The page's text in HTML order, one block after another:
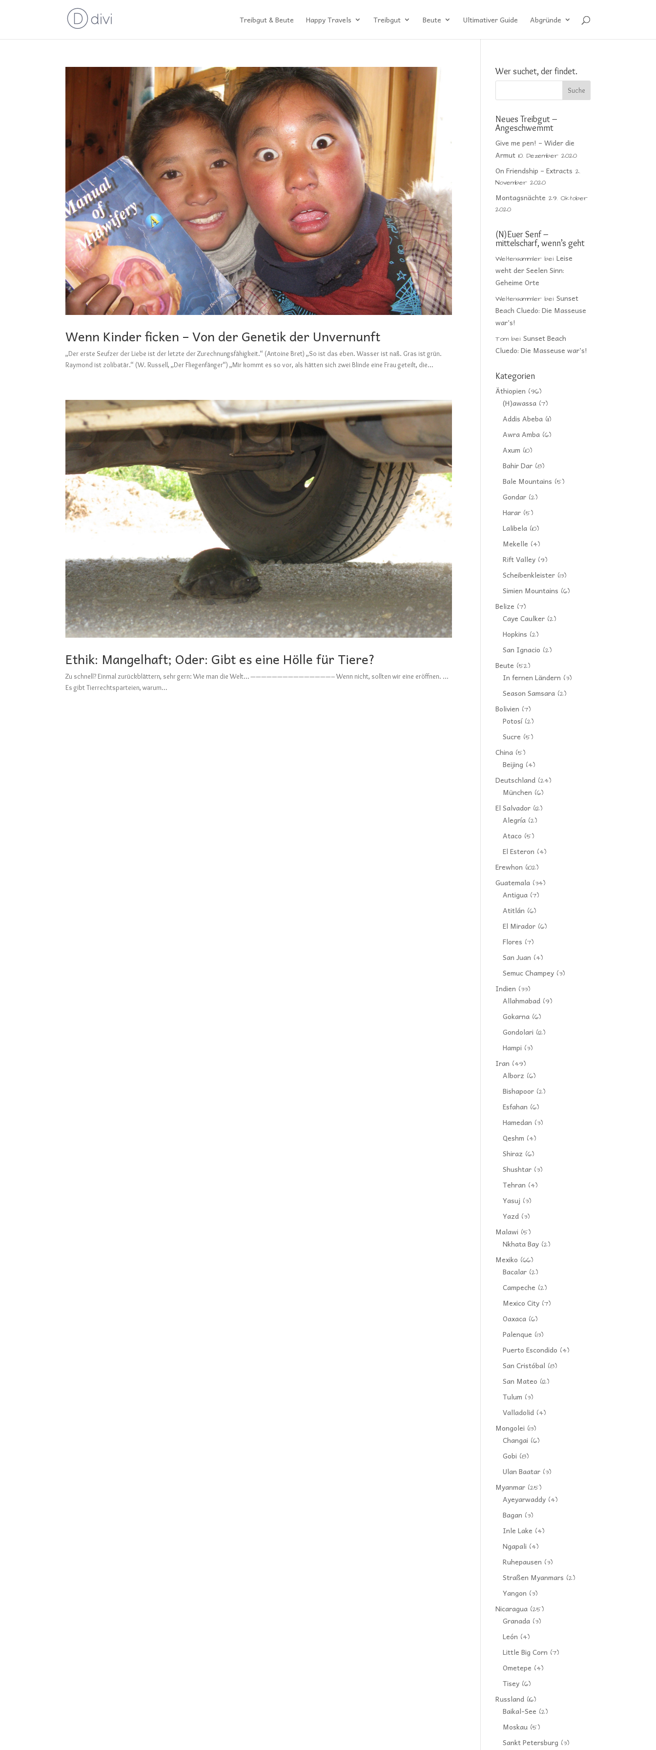
Treibgut & Beute Happy Travels Treibgut Beute Ultimativer Guide Abgründe
Wenn Kinder ficken – Von der Genetik der Unvernunft
„Der erste Seufzer der Liebe ist der letzte der Zurechnungsfähigkeit.“ (Antoine Bret) „So ist das eben. Wasser ist naß. Gras ist grün.
Raymond ist zolibatär.“ (W. Russell, „Der Fliegenfänger“) „Mir kommt es so vor, als hätten sich zwei Blinde eine Frau geteilt, die...
Ethik: Mangelhaft; Oder: Gibt es eine Hölle für Tiere?
Zu schnell? Einmal zurückblättern, sehr gern: Wie man die Welt… ———————————————– Wenn nicht, sollten wir eine eröffnen. …
Es gibt Tierrechtsparteien, warum...
Wer suchet, der findet.
Neues Treibgut –
Angeschwemmt
Give me pen! – Wider die
Armut 10. Dezember 2020
On Friendship – Extracts 2.
November 2020
Montagsnächte 29. Oktober
2020
(N)Euer Senf –
mittelscharf, wenn’s geht
Weltensammler beiLeise
weht der Seelen Sinn:
Geheime Orte
Weltensammler beiSunset
Beach Cluedo: Die Masseuse
war’s!
Tom beiSunset Beach
Cluedo: Die Masseuse war’s!
Kategorien
Äthiopien (96)
(H)awassa (7)
Addis Abeba (11)
Awra Amba (6)
Axum (10)
Bahir Dar (8)
Bale Mountains (5)
Gondar (2)
Harar (5)
Lalibela (10)
Mekelle (4)
Rift Valley (9)
Scheibenkleister (13)
Simien Mountains (6)
Belize (7)
Caye Caulker (2)
Hopkins (2)
San Ignacio (2)
Beute (52)
In fernen Ländern (3)
Season Samsara (2)
Bolivien (7)
Potosí(2)
Sucre (5)
China (5)
Beijing (4)
Deutschland (24)
München (6)
El Salvador (12)
Alegría (2)
Ataco (5)
El Esteron (4)
Erewhon (102)
Guatemala (34)
Antigua (7)
Atitlán (6)
El Mirador (6)
Flores (7)
San Juan (4)
Semuc Champey (3)
Indien (33)
Allahmabad (9)
Gokarna (6)
Gondolari (12)
Hampi (3)
Iran (49)
Alborz (6)
Bishapoor (2)
Esfahan (6)
Hamedan (3)
Qeshm (4)
Shiraz (6)
Shushtar (3)
Tehran (4)
Yasuj (3)
Yazd (3)
Malawi (5)
Nkhata Bay (2)
Mexiko (66)
Bacalar (2)
Campeche (2)
Mexico City (7)
Oaxaca (6)
Palenque (13)
Puerto Escondido (4)
San Cristóbal (8)
San Mateo (12)
Tulum (3)
Valladolid (4)
Mongolei (13)
Changai (6)
Gobi (8)
Ulan Baatar (3)
Myanmar (25)
Ayeyarwaddy (4)
Bagan (3)
Inle Lake (4)
Ngapali (4)
Ruhepausen (3)
Straßen Myanmars (2)
Yangon (3)
Nicaragua (25)
Granada (3)
León (4)
Little Big Corn (7)
Ometepe (4)
Tisey (6)
Russland (16)
Baikal-See (2)
Moskau (5)
Sankt Petersburg (3)